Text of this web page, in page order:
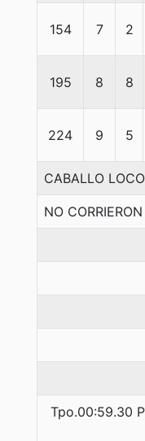
154 7 2
195 8 8
224 9 5
CABALLO
NO
Tpo.00:59.30